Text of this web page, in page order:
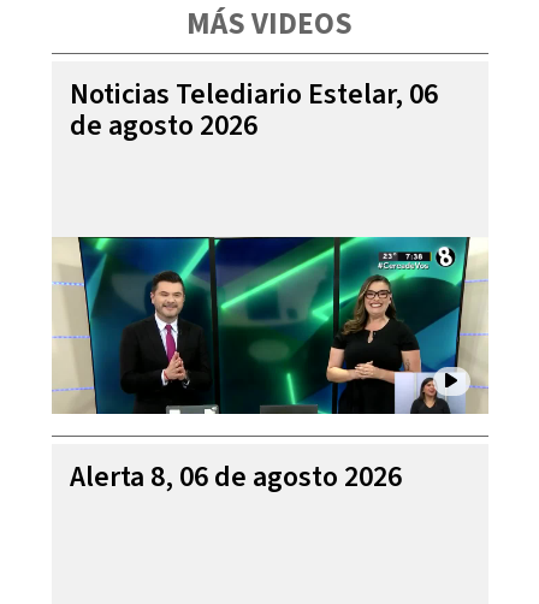
MÁS VIDEOS
Noticias Telediario Estelar, 06
de agosto 2026
Alerta 8, 06 de agosto 2026